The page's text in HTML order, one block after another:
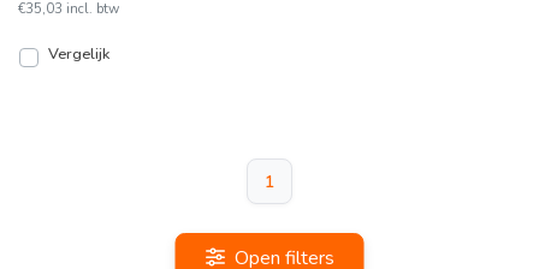
€35,03 incl. btw
Vergelijk
1
Open filters